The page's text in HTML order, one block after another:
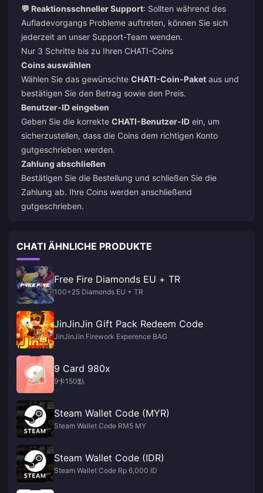
💬 Reaktionsschneller Support: Sollten während des
Aufladevorgangs Probleme auftreten, können Sie sich
jederzeit an unser Support-Team wenden.
Nur 3 Schritte bis zu Ihren CHATI-Coins
Coins auswählen
Wählen Sie das gewünschte CHATI-Coin-Paket aus und
bestätigen Sie den Betrag sowie den Preis.
Benutzer-ID eingeben
Geben Sie die korrekte CHATI-Benutzer-ID ein, um
sicherzustellen, dass die Coins dem richtigen Konto
gutgeschrieben werden.
Zahlung abschließen
Bestätigen Sie die Bestellung und schließen Sie die
Zahlung ab. Ihre Coins werden anschließend
gutgeschrieben.
CHATI ÄHNLICHE PRODUKTE
Free Fire Diamonds EU + TR
100+25 Diamonds EU + TR
JinJinJin Gift Pack Redeem Code
JinJinJin Firework Experence BAG
9 Card 980x
9卡150點
Steam Wallet Code (MYR)
Steam Wallet Code RM5 MY
Steam Wallet Code (IDR)
Steam Wallet Code Rp 6,000 ID